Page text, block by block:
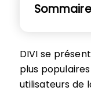
Sommaire
DIVI se
plus
utilisateurs de